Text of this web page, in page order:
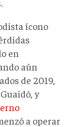
ícono
en
aún
de 2019,
y
a operar